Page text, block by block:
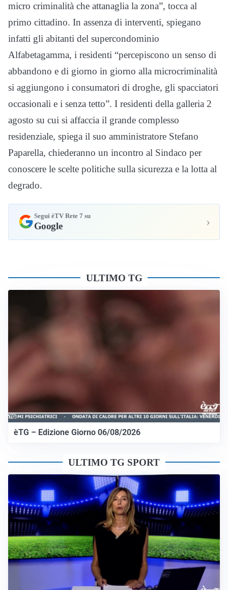
micro criminalità che attanaglia la zona”, tocca al
primo cittadino. In assenza di interventi, spiegano
infatti gli abitanti del supercondominio
Alfabetagamma, i residenti “percepiscono un senso di
abbandono e di giorno in giorno alla microcriminalità
si aggiungono i consumatori di droghe, gli spacciatori
occasionali e i senza tetto”. I residenti della galleria 2
agosto su cui si affaccia il grande complesso
residenziale, spiega il suo amministratore Stefano
Paparella, chiederanno un incontro al Sindaco per
conoscere le scelte politiche sulla sicurezza e la lotta al
degrado.
Segui èTV Rete 7 su
Google ›
ULTIMO TG
èTG – Edizione Giorno 06/08/2026
ULTIMO TG SPORT